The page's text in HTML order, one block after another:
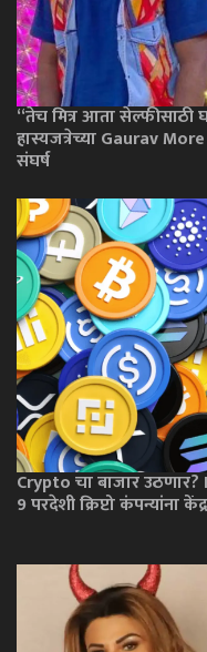
“तेच मित्र आता सेल्फीसाठी
हास्यजत्रेच्या Gaurav
संघर्ष
Crypto चा बाजार
9 परदेशी क्रिप्टो कंपन्यांना